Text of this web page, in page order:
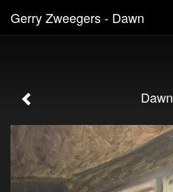
Gerry Zweegers - Dawn
Dawn